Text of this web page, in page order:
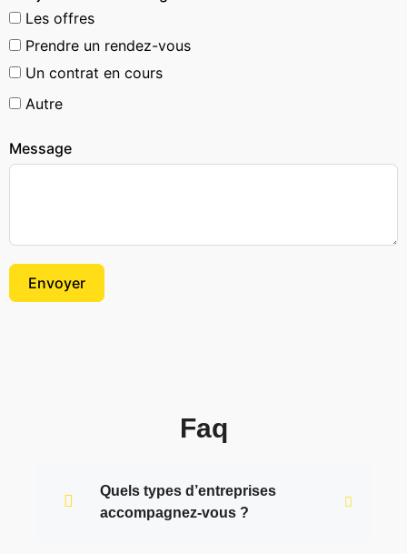
Les offres
Prendre un rendez-vous
Un contrat en cours
Autre
Message
Envoyer
Faq
Quels types d’entreprises
accompagnez-vous ?